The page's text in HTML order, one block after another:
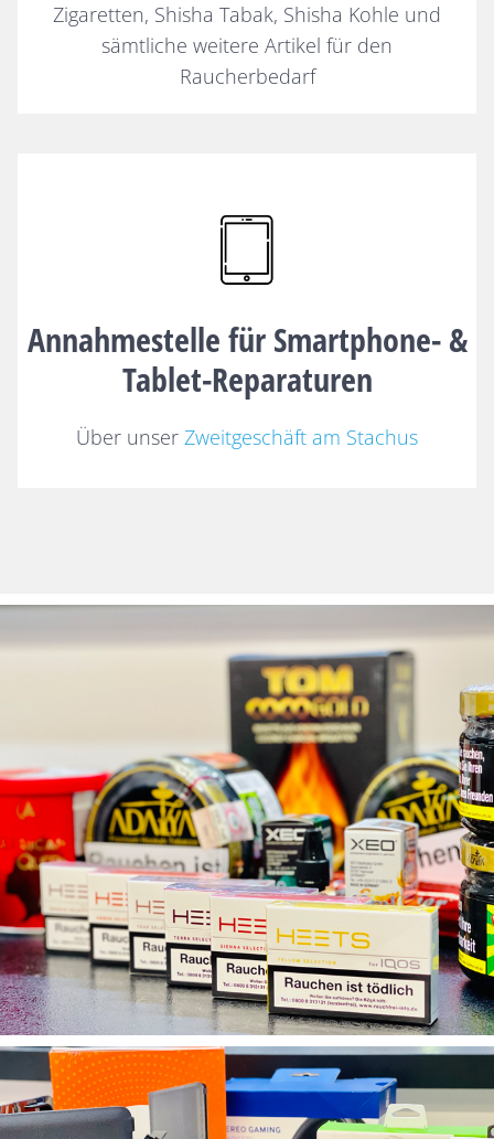
Zigaretten, Shisha Tabak, Shisha Kohle und
sämtliche weitere Artikel für den
Raucherbedarf
Annahmestelle für Smartphone- &
Tablet-Reparaturen
Über unser Zweitgeschäft am Stachus